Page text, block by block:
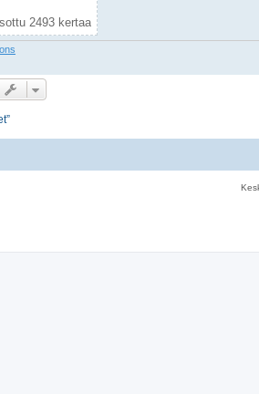
2493 kertaa